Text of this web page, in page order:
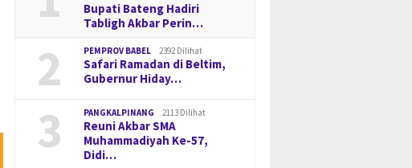
Bupati Bateng Hadiri
Tabligh Akbar Perin…
2 PEMPROV BABEL 2392 Dilihat
Safari Ramadan di Beltim,
Gubernur Hiday…
3 PANGKALPINANG 2113 Dilihat
Reuni Akbar SMA
Muhammadiyah Ke-57,
Didi…